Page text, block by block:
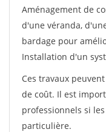
Aménagement de
d'une véranda,
bardage pour
Installation d'un
Ces travaux
de coût. Il est
professionnels si
particulière.